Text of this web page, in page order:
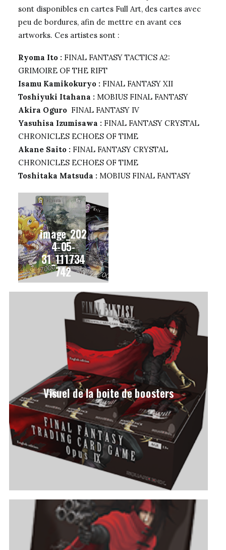
sont disponibles en cartes Full Art, des cartes avec
peu de bordures, afin de mettre en avant ces
artworks. Ces artistes sont :
Ryoma Ito : FINAL FANTASY TACTICS A2:
GRIMOIRE OF THE RIFT
Isamu Kamikokuryo : FINAL FANTASY XII
Toshiyuki Itahana : MOBIUS FINAL FANTASY
Akira Oguro FINAL FANTASY IV
Yasuhisa Izumisawa : FINAL FANTASY CRYSTAL
CHRONICLES ECHOES OF TIME
Akane Saito : FINAL FANTASY CRYSTAL
CHRONICLES ECHOES OF TIME
Toshitaka Matsuda : MOBIUS FINAL FANTASY
image_202
4-05-
31_111734
742
Visuel de la boite de boosters